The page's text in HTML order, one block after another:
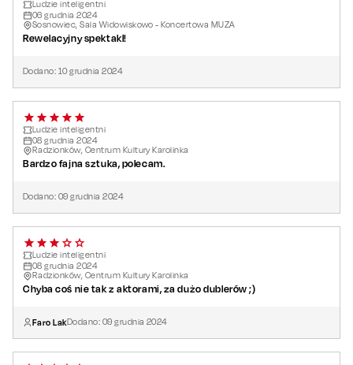
Ludzie inteligentni
06 grudnia 2024
Sosnowiec, Sala Widowiskowo - Koncertowa MUZA
Rewelacyjny spektakl!
Dodano: 10grudnia 2024
Ludzie inteligentni
08 grudnia 2024
Radzionków, Centrum Kultury Karolinka
Bardzo fajna sztuka, polecam.
Dodano: 09 grudnia 2024
Ludzie inteligentni
08 grudnia 2024
Radzionków, Centrum Kultury Karolinka
Chyba coś nie tak z aktorami, za dużo dublerów ;)
Faro LakDodano: 09 grudnia 2024